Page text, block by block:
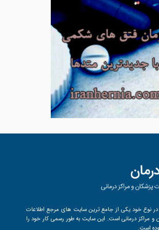
در نوع خود یکی از جامع ترین سایت های مرجع اطلاعات
و مراکز درمانی است. این سایت به طور رسمی کار خود را